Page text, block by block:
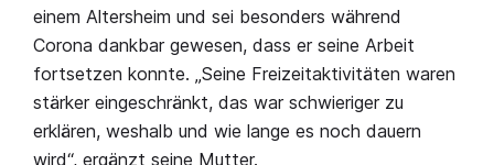
einem Altersheim und sei besonders während
Corona dankbar gewesen, dass er seine Arbeit
fortsetzen konnte. „Seine Freizeitaktivitäten waren
stärker eingeschränkt, das war schwieriger zu
erklären, weshalb und wie lange es noch dauern
wird“, ergänzt seine Mutter.